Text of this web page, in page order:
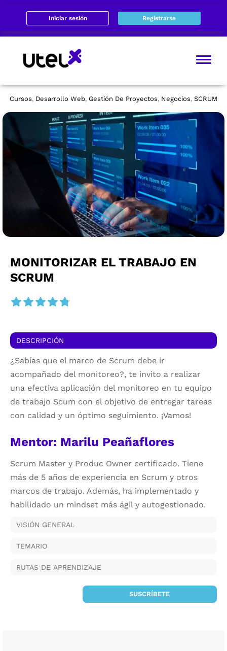
Iniciar sesión Registrarse
Cursos, Desarrollo Web, Gestión De Proyectos, Negocios, SCRUM
MONITORIZAR EL TRABAJO EN
SCRUM
DESCRIPCIÓN
¿Sabías que el marco de Scrum debe ir
acompañado del monitoreo?, te invito a realizar
una efectiva aplicación del monitoreo en tu equipo
de trabajo Scum con el objetivo de entregar tareas
con calidad y un óptimo seguimiento. ¡Vamos!
Mentor: Marilu Peañaflores
Scrum Master y Produc Owner certificado. Tiene
más de 5 años de experiencia en Scrum y otros
marcos de trabajo. Además, ha implementado y
habilidado un mindset más ágil y autogestionado.
VISIÓN GENERAL
TEMARIO
RUTAS DE APRENDIZAJE
SUSCRÍBETE